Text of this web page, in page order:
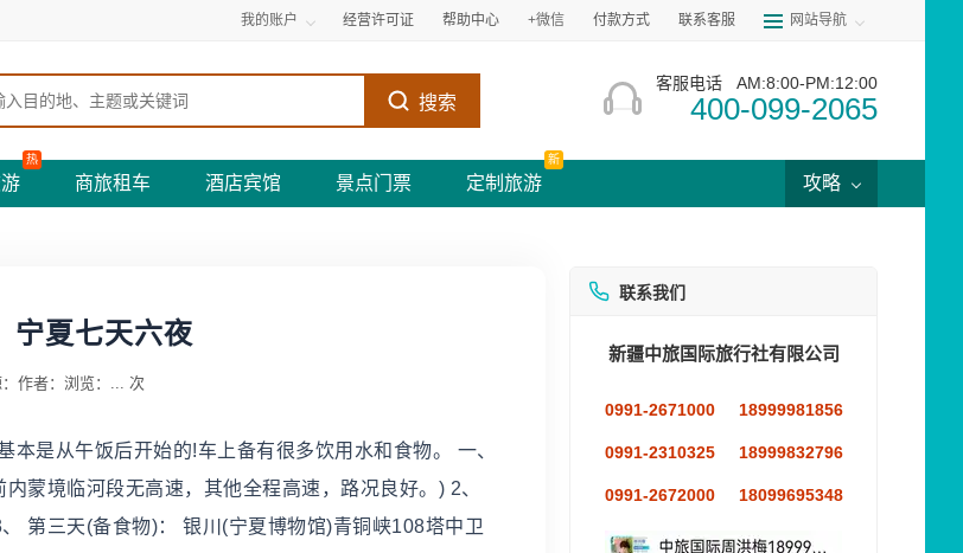
我的账户 经营许可证 帮助中心 +微信 付款方式 联系客服 网站导航
搜索
客服电话 AM:8:00-PM:12:00
400-099-2065
热
商旅租车 酒店宾馆 景点门票 定制旅游
新
攻略
宁夏七天六夜
作者： 浏览： ... 次
是从午饭后开始的!车上备有很多饮用水和食物。 一、
蒙境临河段无高速，其他全程高速，路况良好。) 2、
第三天(备食物)： 银川(宁夏博物馆)青铜峡108塔中卫
联系我们
新疆中旅国际旅行社有限公司
0991-2671000 18999981856
0991-2310325 18999832796
0991-2672000 18099695348